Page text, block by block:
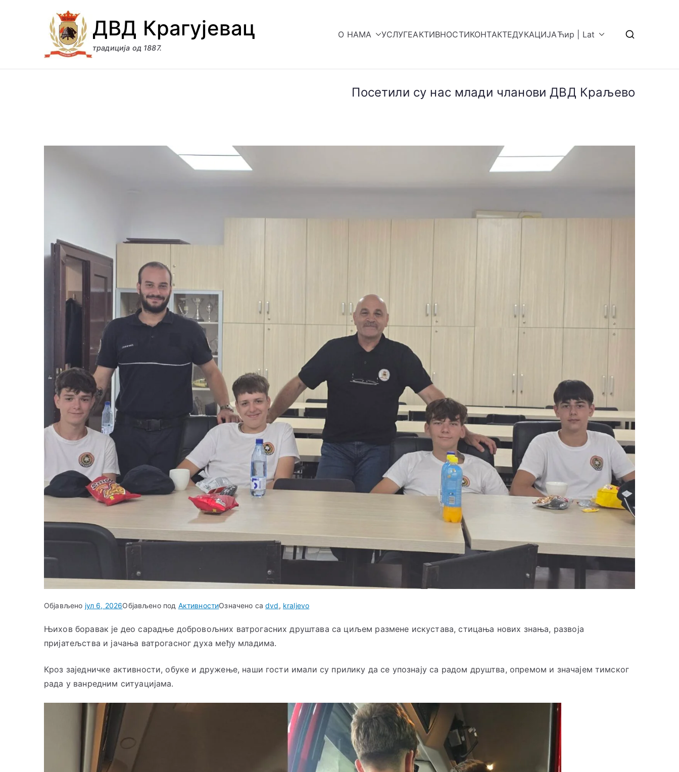
ДВД Крагујевац
традиција од 1887.
О НАМА УСЛУГЕАКТИВНОСТИКОНТАКТЕДУКАЦИЈАЋир | Lat
Посетили су нас млади чланови ДВД Краљево
Објављено јул 6, 2026Објављено под АктивностиОзначено саdvd, kraljevo
Њихов боравак је део сарадње добровољних ватрогасних друштава са циљем размене искустава, стицања нових знања, развоја
пријатељства и јачања ватрогасног духа међу младима.
Кроз заједничке активности, обуке и дружење, наши гости имали су прилику да се упознају са радом друштва, опремом и значајем тимског
рада у ванредним ситуацијама.